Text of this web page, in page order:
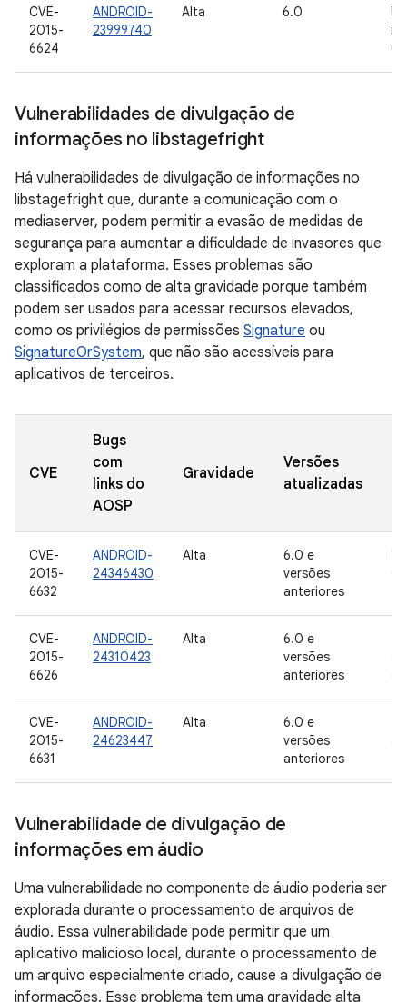
CVE-
2015-
6624
ANDROID-
23999740
Alta 6.0
Vulnerabilidades de divulgação de
informações no libstagefright
Há vulnerabilidades de divulgação de informações no
libstagefright que, durante a comunicação com o
mediaserver, podem permitir a evasão de medidas de
segurança para aumentar a dificuldade de invasores que
exploram a plataforma. Esses problemas são
classificados como de alta gravidade porque também
podem ser usados para acessar recursos elevados,
como os privilégios de permissões Signature ou
SignatureOrSystem, que não são acessíveis para
aplicativos de terceiros.
CVE
Bugs
com
links do
AOSP
Gravidade
Versões
atualizadas
CVE-
2015-
6632
ANDROID-
24346430
Alta
6.0 e
versões
anteriores
CVE-
2015-
6626
ANDROID-
24310423
Alta
6.0 e
versões
anteriores
CVE-
2015-
6631
ANDROID-
24623447
Alta
6.0 e
versões
anteriores
Vulnerabilidade de divulgação de
informações em áudio
Uma vulnerabilidade no componente de áudio poderia ser
explorada durante o processamento de arquivos de
áudio. Essa vulnerabilidade pode permitir que um
aplicativo malicioso local, durante o processamento de
um arquivo especialmente criado, cause a divulgação de
informações. Esse problema tem uma gravidade alta